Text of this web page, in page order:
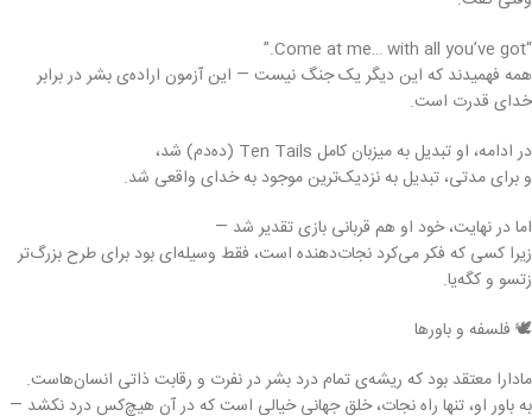
“Come at me… with all you’ve got.”
همه فهمیدند که این دیگر یک جنگ نیست — این آزمون اراده‌ی بشر در برابر
خدای قدرت است.
در ادامه، او تبدیل به میزبان کامل Ten Tails (ده‌دم) شد،
و برای مدتی، تبدیل به نزدیک‌ترین موجود به خدای واقعی شد.
اما در نهایت، خود او هم قربانی بازی تقدیر شد —
زیرا کسی که فکر می‌کرد نجات‌دهنده است، فقط وسیله‌ای بود برای طرح بزرگ‌تر
زتسو و کگه‌یا.
🕊️ فلسفه و باورها
مادارا معتقد بود که ریشه‌ی تمام درد بشر در نفرت و رقابت ذاتی انسان‌هاست.
به باور او، تنها راه نجات، خلق جهانی خیالی است که در آن هیچ‌کس درد نکشد —